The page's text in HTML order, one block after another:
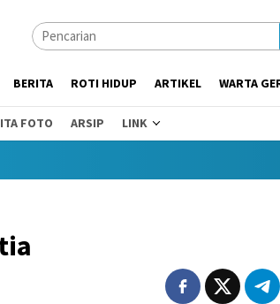
BERITA ROTI HIDUP ARTIKEL WARTA
FOTO ARSIP LINK